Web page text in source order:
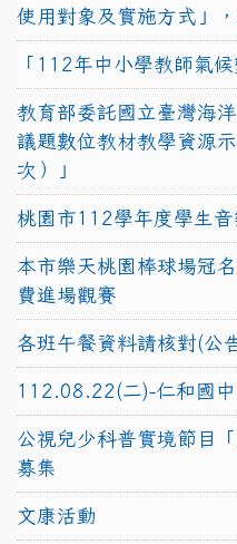
使用對象及實施方式」
「112年中小學教師氣候
教育部委託國立臺灣海
議題數位教材教學資源
次）」
桃園市112學年度學生
本市樂天桃園棒球場冠
費進場觀賽
各班午餐資料請核對(公
112.08.22(二)-仁和國
公視兒少科普實境節目
募集
文康活動